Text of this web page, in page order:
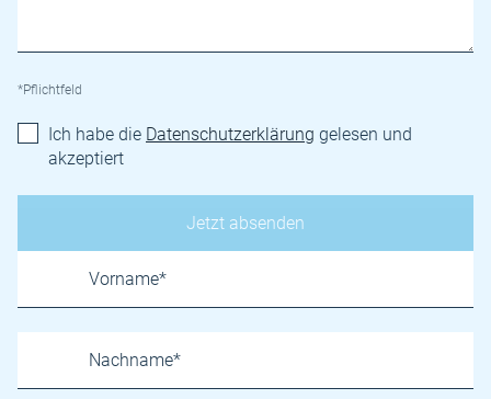
*Pflichtfeld
Ich habe die Datenschutzerklärung gelesen und
akzeptiert